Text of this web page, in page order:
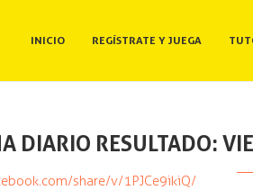
INICIO REGÍSTRATE Y JUEGA
DIARIO RESULTADO:
share/v/1PJCe9ikiQ/